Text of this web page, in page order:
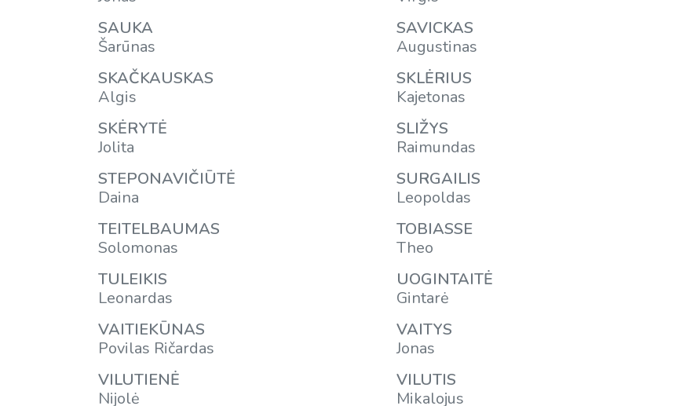
SAUKA
Šarūnas
SAVICKAS
Augustinas
SKAČKAUSKAS
Algis
SKLĖRIUS
Kajetonas
SKĖRYTĖ
Jolita
SLIŽYS
Raimundas
STEPONAVIČIŪTĖ
Daina
SURGAILIS
Leopoldas
TEITELBAUMAS
Solomonas
TOBIASSE
Theo
TULEIKIS
Leonardas
UOGINTAITĖ
Gintarė
VAITIEKŪNAS
Povilas Ričardas
VAITYS
Jonas
VILUTIENĖ
Nijolė
VILUTIS
Mikalojus